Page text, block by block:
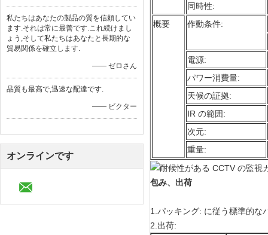
私たちはあなたの製品の質を信頼してい
ます.それは常に最善です.これ続けまし
ょう,そして私たちはあなたと長期的な
貿易関係を確立します.
—— ゼロさん
品質も最高で,迅速な配達です.
—— ビクター
オンラインです
同時性:
概要
作動条件:
電源:
パワー消費量:
天候の証拠:
IR の範囲:
次元:
重量:
包み、出荷
1.パッキング: に従う標準的な
2.出荷: